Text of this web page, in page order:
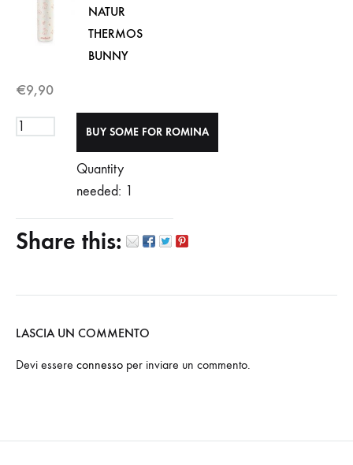
NATUR
THERMOS
BUNNY
€9,90
Quantity
needed: 1
Share this:
LASCIA UN COMMENTO
Devi essere connesso per inviare un commento.